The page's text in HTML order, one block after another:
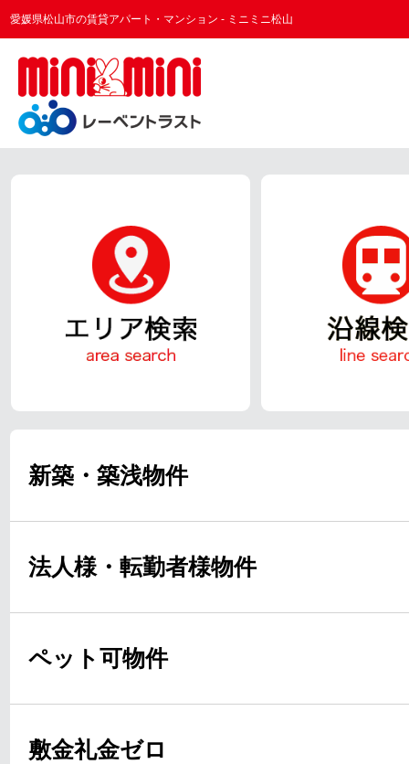
愛媛県松山市の賃貸アパート・マンション - ミニミニ松山
新築・築浅物件
法人様・転勤者様物件
ペット可物件
敷金礼金ゼロ